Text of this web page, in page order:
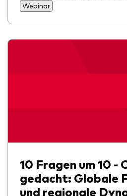
Webinar
10 Fragen um 10 -
gedacht: Globale
und regionale